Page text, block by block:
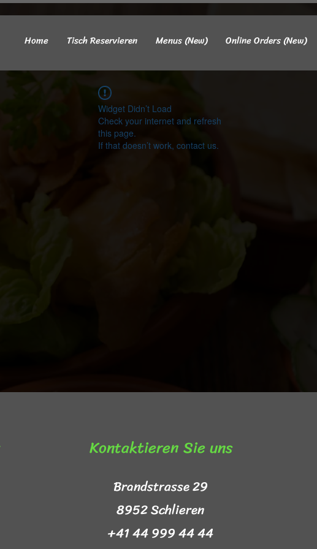
Home Tisch Reservieren Menus (New) Online Orders (New)
Widget Didn’t Load
Check your internet and refresh
this page.
If that doesn’t work, contact us.
Kontaktieren Sie uns​
Brandstrasse 29
8952 Schlieren
+41 44 999 44 44